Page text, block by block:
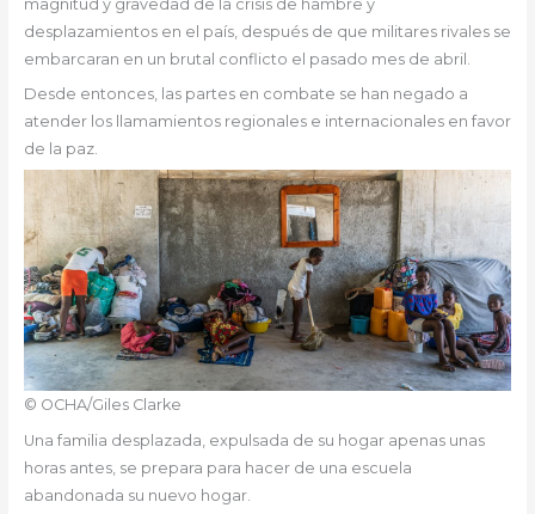
magnitud y gravedad de la crisis de hambre y
desplazamientos en el país, después de que militares rivales se
embarcaran en un brutal conflicto el pasado mes de abril.
Desde entonces, las partes en combate se han negado a
atender los llamamientos regionales e internacionales en favor
de la paz.
© OCHA/Giles Clarke
Una familia desplazada, expulsada de su hogar apenas unas
horas antes, se prepara para hacer de una escuela
abandonada su nuevo hogar.